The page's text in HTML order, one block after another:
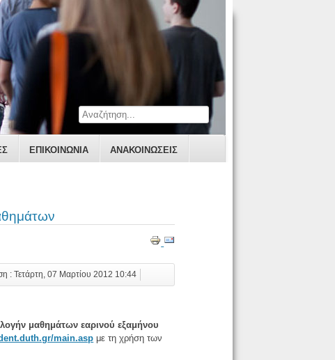
ΕΠΙΚΟΙΝΩΝΊΑ ΑΝΑΚΟΙΝΩΣΕΙΣ
: Τετάρτη, 07 Μαρτίου 2012 10:44
μαθημάτων εαρινού εξαμήνου
main.asp με τη χρήση των